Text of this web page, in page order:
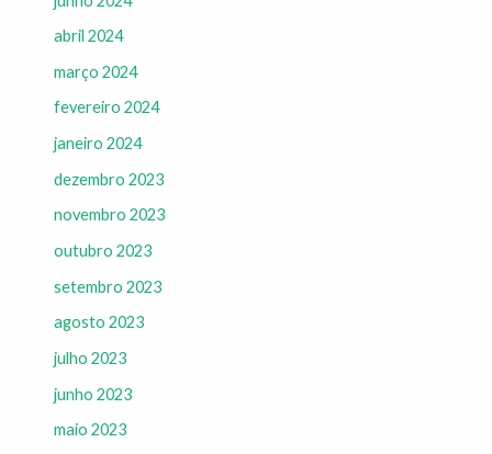
abril 2024
março 2024
fevereiro 2024
janeiro 2024
dezembro 2023
novembro 2023
outubro 2023
setembro 2023
agosto 2023
julho 2023
junho 2023
maio 2023